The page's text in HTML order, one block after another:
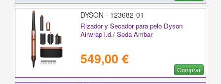
DYSON - 123682-01
Rizador y Secador para pelo Dyson
Airwrap i.d./ Seda Ambar
549,00 €
Comprar